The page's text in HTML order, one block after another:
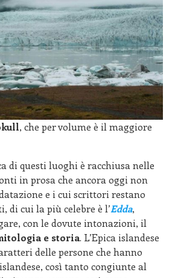
, che per volume è il maggiore
di questi luoghi è racchiusa nelle
in prosa che ancora oggi non
e i cui scrittori restano
di cui la più celebre è l’Edda,
con le dovute intonazioni, il
e storia. L’Epica islandese
delle persone che hanno
così tanto congiunte al